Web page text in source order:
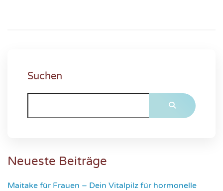
Suchen
Neueste Beiträge
Maitake für Frauen – Dein Vitalpilz für hormonelle